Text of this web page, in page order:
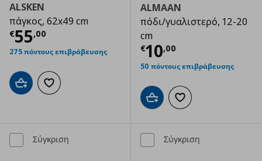
ALSKEN
πάγκος, 62x49 cm
€55,00
Τρέχουσα τιμή € 55,00
275 πόντους επιβράβευσης
Προσθήκη στο καλάθι
Προσθήκη στα αγαπημένα
ALMAAN
πόδι/γυαλιστερό, 12-20
cm
€10,00
Τρέχουσα
50 πόντους επιβράβευσης
Προσθήκη στο καλάθι
Προσθήκη στα
Σύγκριση Σύγκριση